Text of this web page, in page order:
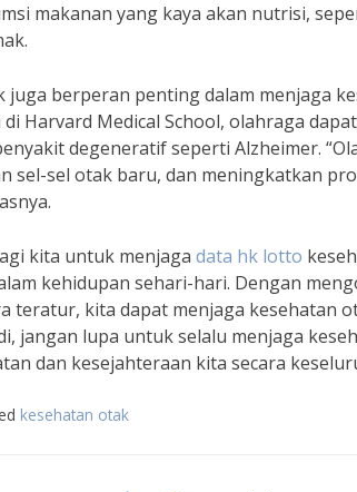
makanan yang kaya akan nutrisi,
berperan penting dalam menjaga
Harvard Medical School, olahraga
degeneratif seperti Alzheimer.
sel-sel otak baru, dan meningkatkan
kita untuk menjaga data hk lotto
kehidupan sehari-hari. Dengan
teratur, kita dapat menjaga kesehatan
jangan lupa untuk selalu menjaga
dan kesejahteraan kita secara
kesehatan otak